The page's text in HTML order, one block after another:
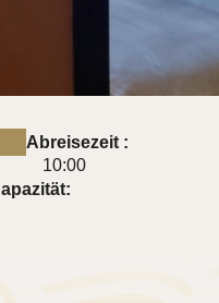
Abreisezeit :
10:00